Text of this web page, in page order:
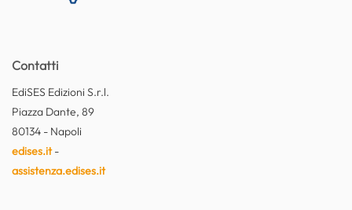
Contatti
EdiSES Edizioni S.r.l.
Piazza Dante, 89
80134 - Napoli
edises.it-
assistenza.edises.it